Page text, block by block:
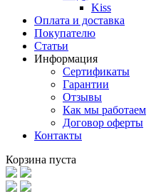
Kiss
Оплата и доставка
Покупателю
Статьи
Информация
Сертификаты
Гарантии
Отзывы
Как мы работаем
Договор оферты
Контакты
Корзина пуста